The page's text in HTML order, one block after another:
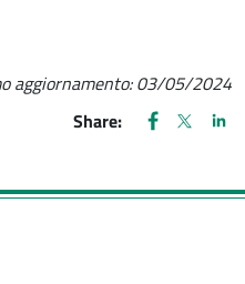
aggiornamento:03/05/2024
Share:
FACEBOOK
(apre una
X
(apre